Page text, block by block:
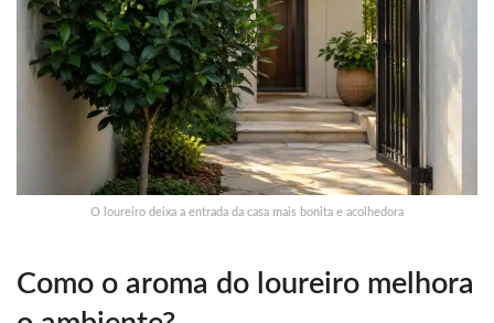
O loureiro deixa a entrada da casa mais bonita e acolhedora
Como o aroma do loureiro melhora